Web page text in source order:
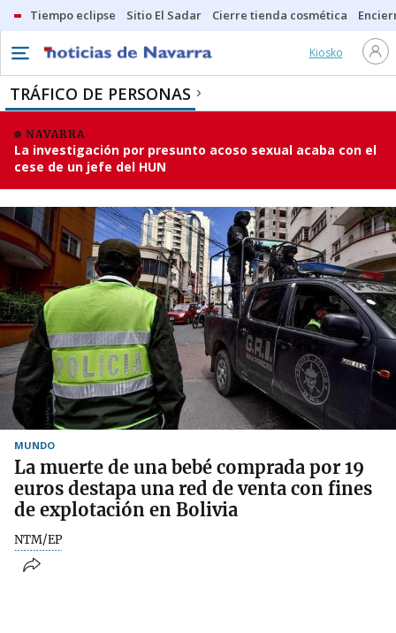
Tiempo eclipse Sitio El Sadar Cierre tienda cosmética
Kiosko
TRÁFICO DE PERSONAS
NAVARRA
La investigación por presunto acoso sexual acaba con el
cese de un jefe del HUN
MUNDO
La muerte de una bebé comprada por 19
euros destapa una red de venta con fines
de explotación en Bolivia
NTM/EP